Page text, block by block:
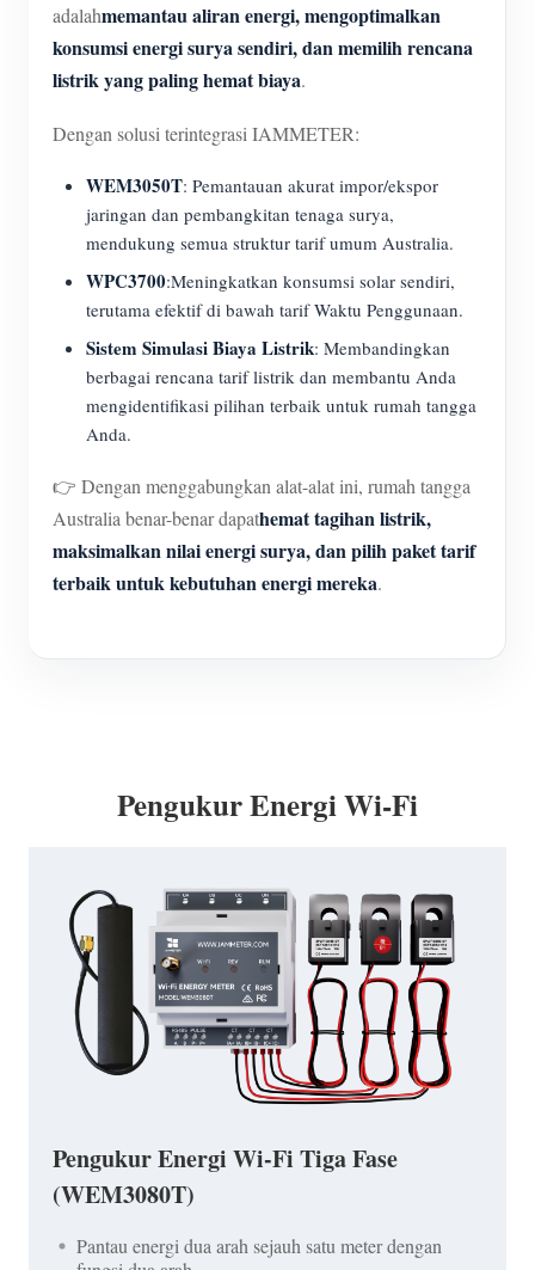
adalahmemantau aliran energi, mengoptimalkan
konsumsi energi surya sendiri, dan memilih rencana
listrik yang paling hemat biaya.
Dengan solusi terintegrasi IAMMETER:
WEM3050T: Pemantauan akurat impor/ekspor
jaringan dan pembangkitan tenaga surya,
mendukung semua struktur tarif umum Australia.
WPC3700:Meningkatkan konsumsi solar sendiri,
terutama efektif di bawah tarif Waktu Penggunaan.
Sistem Simulasi Biaya Listrik: Membandingkan
berbagai rencana tarif listrik dan membantu Anda
mengidentifikasi pilihan terbaik untuk rumah tangga
Anda.
👉 Dengan menggabungkan alat-alat ini, rumah tangga
Australia benar-benar dapathemat tagihan listrik,
maksimalkan nilai energi surya, dan pilih paket tarif
terbaik untuk kebutuhan energi mereka.
Pengukur Energi Wi-Fi
Pengukur Energi Wi-Fi Tiga Fase
(WEM3080T)
Pantau energi dua arah sejauh satu meter dengan